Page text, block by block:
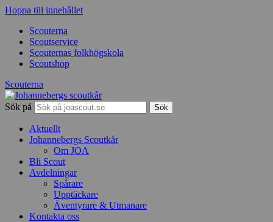
Hoppa till innehållet
Scouterna
Scoutservice
Scouternas folkhögskola
Scoutshop
Scouterna
Sök på
Aktuellt
Johannebergs Scoutkår
Om JOA
Bli Scout
Avdelningar
Spårare
Upptäckare
Äventyrare & Utmanare
Kontakta oss